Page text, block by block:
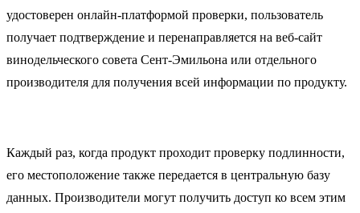
удостоверен онлайн-платформой проверки, пользователь
получает подтверждение и перенаправляется на веб-сайт
винодельческого совета Сент-Эмильона или отдельного
производителя для получения всей информации по продукту.
Каждый раз, когда продукт проходит проверку подлинности,
его местоположение также передается в центральную базу
данных. Производители могут получить доступ ко всем этим